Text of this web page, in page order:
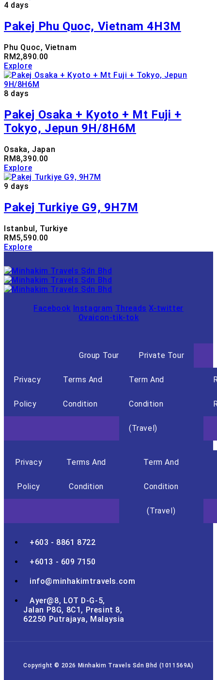
4 days
Pakej Phu Quoc, Vietnam 4H3M
Phu Quoc, Vietnam
RM 2,890.00
Explore
8 days
Pakej Osaka + Kyoto + Mt Fuji +
Tokyo, Jepun 9H/8H6M
Osaka, Japan
RM8,390.00
Explore
9 days
Pakej Turkiye G9, 9H7M
Istanbul, Turkiye
RM5,590.00
Explore
Facebook Instagram Threads X-twitter
Ovaicon-tik-tok
Group Tour Private Tour
Privacy
Policy
Terms And
Condition
Term And
Condition
(Travel)
Privacy
Policy
Terms And
Condition
Term And
Condition
(Travel)
+603 - 8861 8722
+6013 - 609 7150
info@minhakimtravels.com
Ayer@8, LOT D-G-5,
Jalan P8G, 8C1, Presint 8,
62250 Putrajaya, Malaysia
Copyright © 2026 Minhakim Travels Sdn Bhd (1011569A)